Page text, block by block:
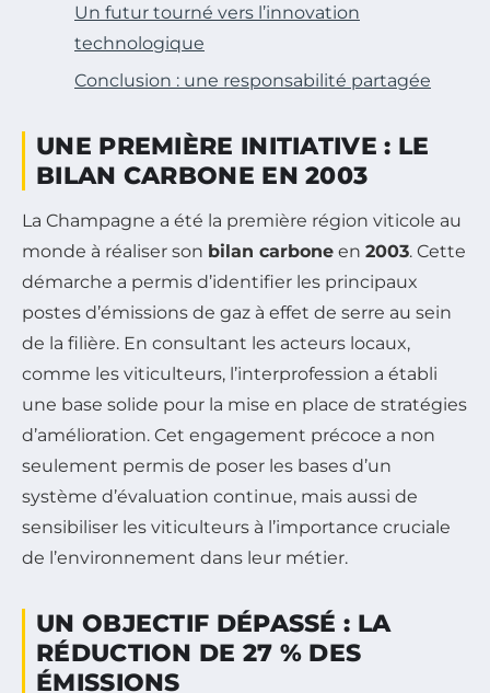
Un futur tourné vers l’innovation
technologique
Conclusion : une responsabilité partagée
UNE PREMIÈRE INITIATIVE : LE
BILAN CARBONE EN 2003
La Champagne a été la première région viticole au
monde à réaliser son bilan carbone en 2003. Cette
démarche a permis d’identifier les principaux
postes d’émissions de gaz à effet de serre au sein
de la filière. En consultant les acteurs locaux,
comme les viticulteurs, l’interprofession a établi
une base solide pour la mise en place de stratégies
d’amélioration. Cet engagement précoce a non
seulement permis de poser les bases d’un
système d’évaluation continue, mais aussi de
sensibiliser les viticulteurs à l’importance cruciale
de l’environnement dans leur métier.
UN OBJECTIF DÉPASSÉ : LA
RÉDUCTION DE 27 % DES
ÉMISSIONS